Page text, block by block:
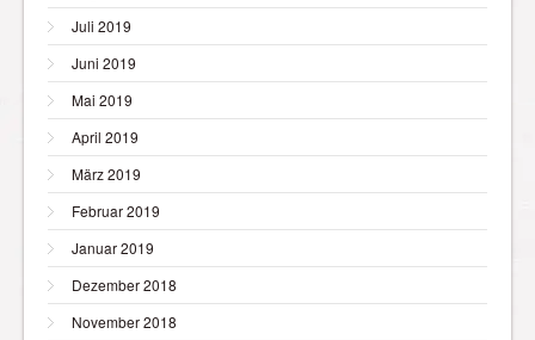
Juli 2019
Juni 2019
Mai 2019
April 2019
März 2019
Februar 2019
Januar 2019
Dezember 2018
November 2018